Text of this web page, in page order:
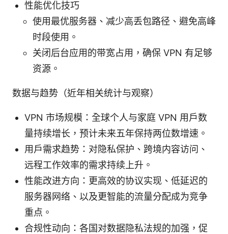
性能优化技巧
使用最优服务器、减少高丢包路径、避免高峰
时段使用。
关闭后台应用的带宽占用，确保 VPN 有足够
资源。
数据与趋势（近年相关统计与观察）
VPN 市场规模：全球个人与家庭 VPN 用户数
量持续增长，预计未来五年保持两位数增速。
用户需求趋势：对隐私保护、跨境内容访问、
远程工作效率的需求持续上升。
性能改进方向：更高效的协议实现、低延迟的
服务器网络、以及更智能的流量分配成为竞争
重点。
合规性动向：各国对数据隐私法规的加强，促